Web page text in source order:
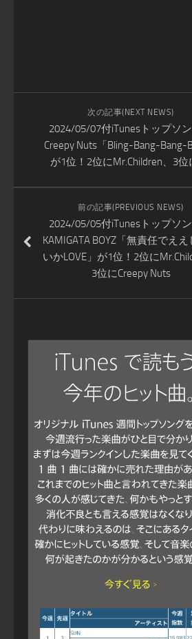
次の記事(NEXT NEWS)
2024/05/07付iTunesトップソン
Creepy Nuts「Bling-Bang-Bang-
が1位！2位にMr.Children、3位
前の記事(PREVIOUS NEWS)
2024/05/05付iTunesトップソン
KAMIGATA BOYZ「無責任でえ
いかLOVE」が1位！2位に
3位にCreepy Nuts